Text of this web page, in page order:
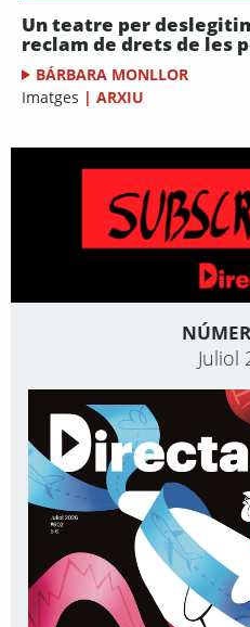
Un teatre per
reclam de drets de les
BÁRBARA MONLLOR
Imatges | ARXIU
Juliol